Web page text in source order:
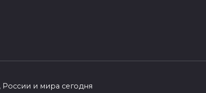
и мира сегодня